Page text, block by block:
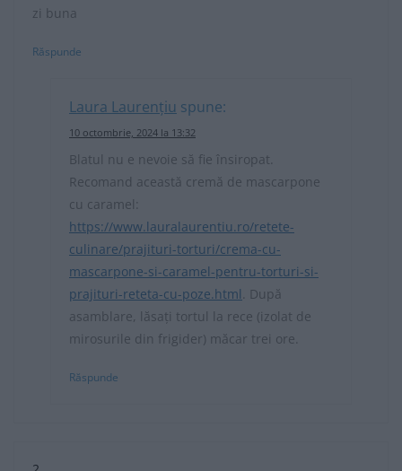
zi buna
Răspunde
Laura Laurențiu spune:
10 octombrie, 2024 la 13:32
Blatul nu e nevoie să fie însiropat.
Recomand această cremă de mascarpone
cu caramel:
https://www.lauralaurentiu.ro/retete-
culinare/prajituri-torturi/crema-cu-
mascarpone-si-caramel-pentru-torturi-si-
prajituri-reteta-cu-poze.html
. După
asamblare, lăsați tortul la rece (izolat de
mirosurile din frigider) măcar trei ore.
Răspunde